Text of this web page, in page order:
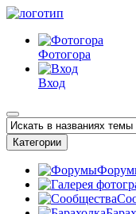
Фотогора
Вход
Категории